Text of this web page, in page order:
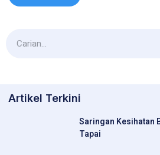
Artikel Terkini
Saringan Kesihatan
Tapai